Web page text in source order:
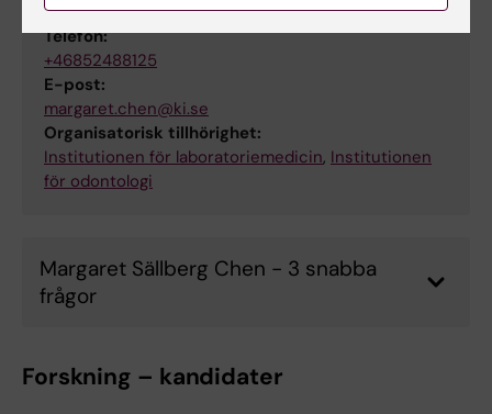
Telefon:
+46852488125
E-post:
margaret.chen@ki.se
Organisatorisk tillhörighet:
Institutionen för laboratoriemedicin, Institutionen
för odontologi
Margaret Sällberg Chen - 3 snabba
frågor
Forskning – kandidater